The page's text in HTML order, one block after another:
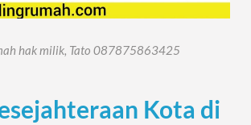
hak milik, Tato 087875863425
Kota di